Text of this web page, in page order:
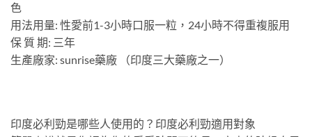
色
用法用量: 性愛前1-3小時口服一粒，24小時不得重複服用
保 質 期: 三年
生產廠家: sunrise藥廠 （印度三大藥廠之一）
印度必利勁是哪些人使用的？印度必利勁適用對象